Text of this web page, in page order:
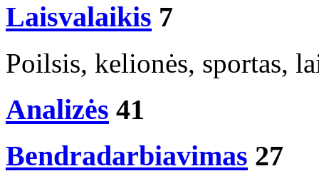
Laisvalaikis 7
Poilsis, kelionės, sportas,
Analizės 41
Bendradarbiavimas 27